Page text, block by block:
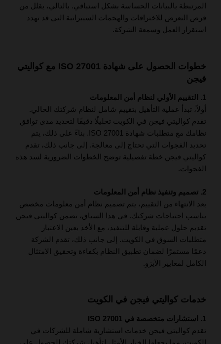
المرتبطة بالبيانات الحساسة بشكل استباقي. بالتالي، يقلل من
فرص التعرض للاختراقات والهجمات السيبرانية التي قد تهدد
استقرار العمل وسمعة الشركة.
خطوات الحصول على شهادة ISO 27001 مع كواليتي
فيجن
1. التقييم الأولي لنظام أمن المعلومات
أولاً، تبدأ عملية التأهيل بتقييم شامل لنظام شركتك الحالي.
تقدم كواليتي فيجن في الكويت تحليلًا دقيقًا لتحديد مدى توافق
نظامك مع متطلبات شهادة ISO 27001. بناءً على ذلك، يتم
تحديد الفجوات التي تحتاج إلى معالجة. إلى جانب ذلك، تقدم
كواليتي فيجن خطة تفصيلية توضح الخطوات الضرورية لسد هذه
الفجوات.
2. تصميم وتنفيذ نظام أمن المعلومات
بعد الانتهاء من التقييم، يتم تصميم نظام أمن معلومات مخصص
يناسب احتياجات شركتك. في هذا السياق، تضمن كواليتي فيجن
تقديم حلول عملية وقابلة للتنفيذ، مع الأخذ بعين الاعتبار
متطلبات السوق في الكويت. إلى جانب ذلك، تقدم الشركة
دعمًا مستمرًا لضمان تطبيق النظام بكفاءة وتحقيق الامتثال
الكامل لمعايير الآيزو.
خدمات كواليتي فيجن في الكويت
1. استشارات متخصصة في ISO 27001
تقدم كواليتي فيجن خدمات استشارية شاملة للشركات في
الكويت، مما يجعلها الخيار الأمثل لتأهيل شركتك للحصول على